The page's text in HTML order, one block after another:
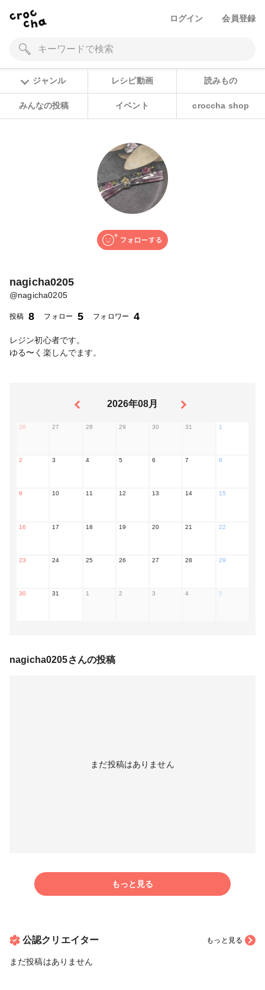
ログイン 会員登録
ジャンル レシピ動画 読みもの
みんなの投稿 イベント croccha shop
nagicha0205
@nagicha0205
投稿 8 フォロー 5 フォロワー 4
レジン初心者です。
ゆる〜く楽しんでます。
2026年08月
26 27 28 29 30 31 1
2 3 4 5 6 7 8
9 10 11 12 13 14 15
16 17 18 19 20 21 22
23 24 25 26 27 28 29
30 31 1 2 3 4 5
nagicha0205さんの投稿
まだ投稿はありません
もっと見る
公認クリエイター もっと見る
まだ投稿はありません